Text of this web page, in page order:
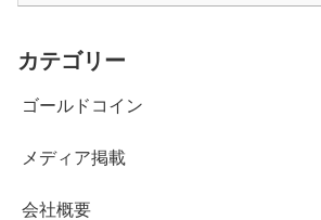
カテゴリー
ゴールドコイン
メディア掲載
会社概要